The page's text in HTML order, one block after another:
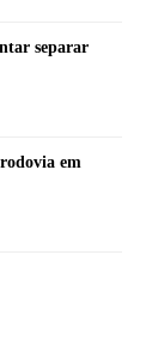
separar
em